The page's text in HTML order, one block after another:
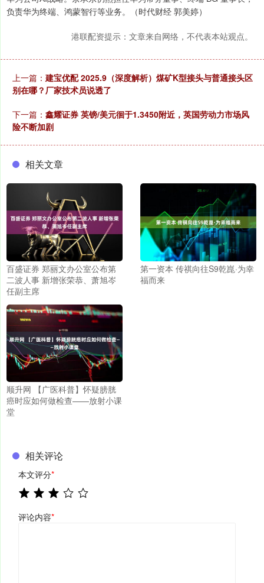
负责华为终端、鸿蒙智行等业务。（时代财经 郭美婷）
港联配资提示：文章来自网络，不代表本站观点。
上一篇： 建宝优配 2025.9（深度解析）煤矿K型接头与普通接头区
别在哪？厂家技术员说透了
下一篇： 鑫耀证券 英镑/美元徊于1.3450附近，英国劳动力市场风
险不断加剧
相关文章
百盛证券 郑丽文办公室公布第
二波人事 新增张荣恭、萧旭岑
任副主席
第一资本 传祺向往S9乾崑·为幸
福而来
顺升网 【广医科普】怀疑膀胱
癌时应如何做检查——放射小课
堂
相关评论
本文评分*
评论内容*